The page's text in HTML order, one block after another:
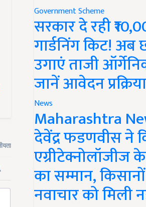
Government Scheme
सरकार दे रही
गार्डनिंग किट! अब
उगाएं ताजी
जानें आवेदन
News
Maharashtra
देवेंद्र फडणवीस ने
एग्रीटेक्नोलॉजीज
का सम्मान,
नवाचार को मिली